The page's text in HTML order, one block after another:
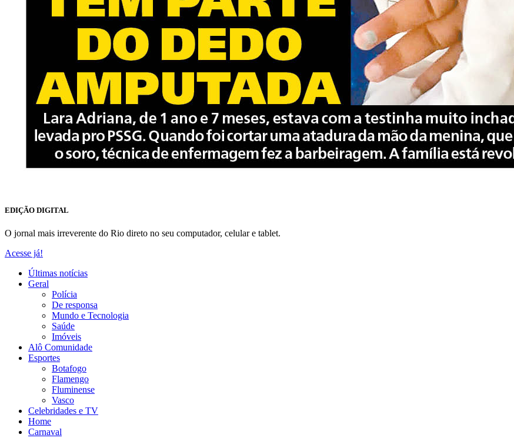
EDIÇÃO DIGITAL
O jornal mais irreverente do Rio direto no seu computador, celular e tablet.
Acesse já!
Últimas notícias
Geral
Polícia
De responsa
Mundo e Tecnologia
Saúde
Imóveis
Alô Comunidade
Esportes
Botafogo
Flamengo
Fluminense
Vasco
Celebridades e TV
Home
Carnaval